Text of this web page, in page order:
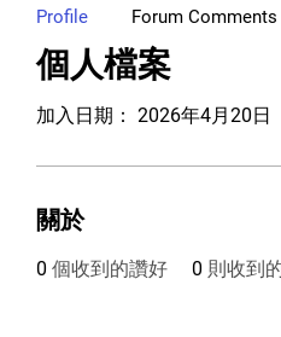
個人檔案
加入日期： 2026年4月20日
關於
0 個收到的讚好 0 則收到
Profile Forum Comments